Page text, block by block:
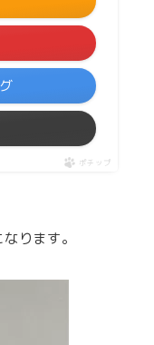
ポチップ
ります。